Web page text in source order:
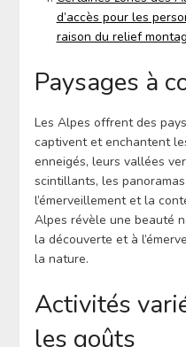
d’accès pour les
raison du relief
Paysages à
Les Alpes offrent des
captivent et enchantent
enneigés, leurs vallées
scintillants, les
l’émerveillement et la
Alpes révèle une beauté
la découverte et à
la nature.
Activités
les goûts